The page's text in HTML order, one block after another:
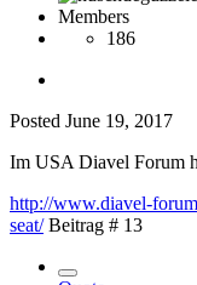
Members
186
Posted June 19, 2017
Im USA Diavel Forum
http://www.diavel-
seat/Beitrag # 13